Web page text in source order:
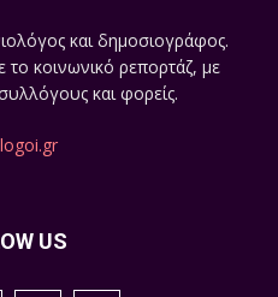
και δημοσιογράφος.
το κοινωνικό ρεπορτάζ, με
και φορείς.
US